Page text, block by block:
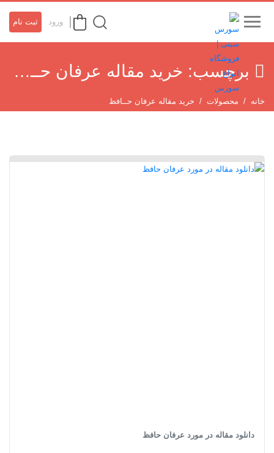
ورود ثبت نام
برچسب: خرید مقاله عرفان حــافظ
خانه محصولات خرید مقاله عرفان حــافظ
دانلود مقاله در مورد عرفان حافظ